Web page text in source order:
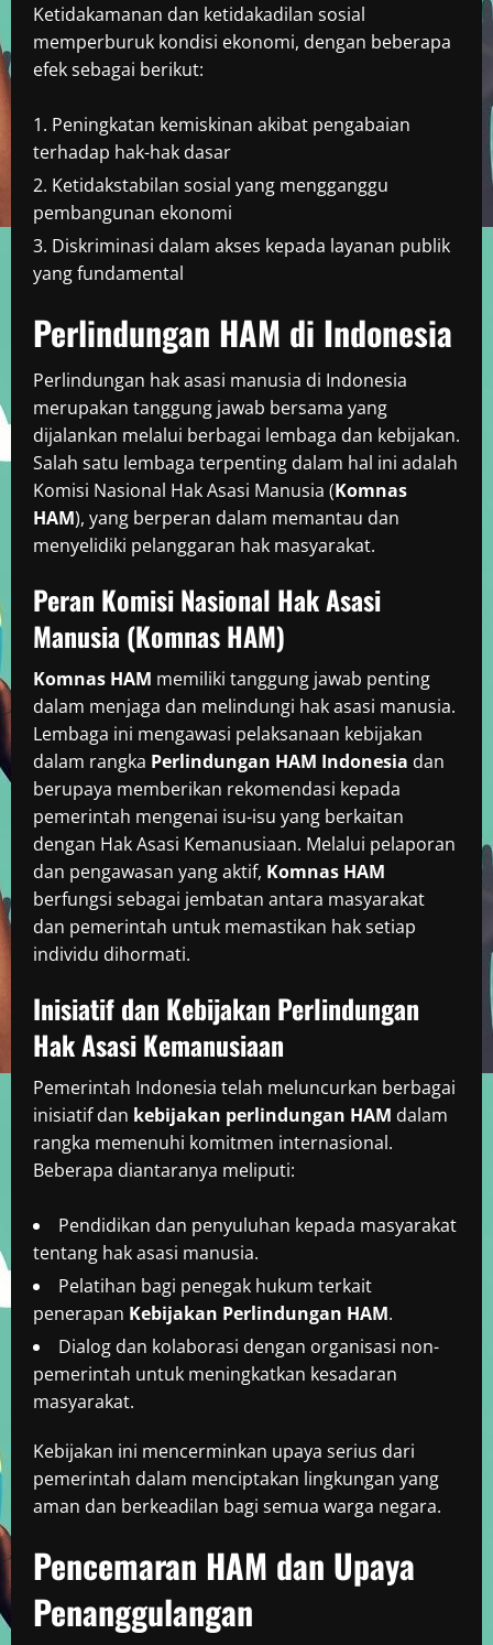
Ketidakamanan dan ketidakadilan sosial
memperburuk kondisi ekonomi, dengan beberapa
efek sebagai berikut:
Peningkatan kemiskinan akibat pengabaian
terhadap hak-hak dasar
Ketidakstabilan sosial yang mengganggu
pembangunan ekonomi
Diskriminasi dalam akses kepada layanan publik
yang fundamental
Perlindungan HAM di Indonesia
Perlindungan hak asasi manusia di Indonesia
merupakan tanggung jawab bersama yang
dijalankan melalui berbagai lembaga dan kebijakan.
Salah satu lembaga terpenting dalam hal ini adalah
Komisi Nasional Hak Asasi Manusia (Komnas
HAM), yang berperan dalam memantau dan
menyelidiki pelanggaran hak masyarakat.
Peran Komisi Nasional Hak Asasi
Manusia (Komnas HAM)
Komnas HAM memiliki tanggung jawab penting
dalam menjaga dan melindungi hak asasi manusia.
Lembaga ini mengawasi pelaksanaan kebijakan
dalam rangka Perlindungan HAM Indonesia dan
berupaya memberikan rekomendasi kepada
pemerintah mengenai isu-isu yang berkaitan
dengan Hak Asasi Kemanusiaan. Melalui pelaporan
dan pengawasan yang aktif, Komnas HAM
berfungsi sebagai jembatan antara masyarakat
dan pemerintah untuk memastikan hak setiap
individu dihormati.
Inisiatif dan Kebijakan Perlindungan
Hak Asasi Kemanusiaan
Pemerintah Indonesia telah meluncurkan berbagai
inisiatif dan kebijakan perlindungan HAM dalam
rangka memenuhi komitmen internasional.
Beberapa diantaranya meliputi:
Pendidikan dan penyuluhan kepada masyarakat
tentang hak asasi manusia.
Pelatihan bagi penegak hukum terkait
penerapan Kebijakan Perlindungan HAM.
Dialog dan kolaborasi dengan organisasi non-
pemerintah untuk meningkatkan kesadaran
masyarakat.
Kebijakan ini mencerminkan upaya serius dari
pemerintah dalam menciptakan lingkungan yang
aman dan berkeadilan bagi semua warga negara.
Pencemaran HAM dan Upaya
Penanggulangan